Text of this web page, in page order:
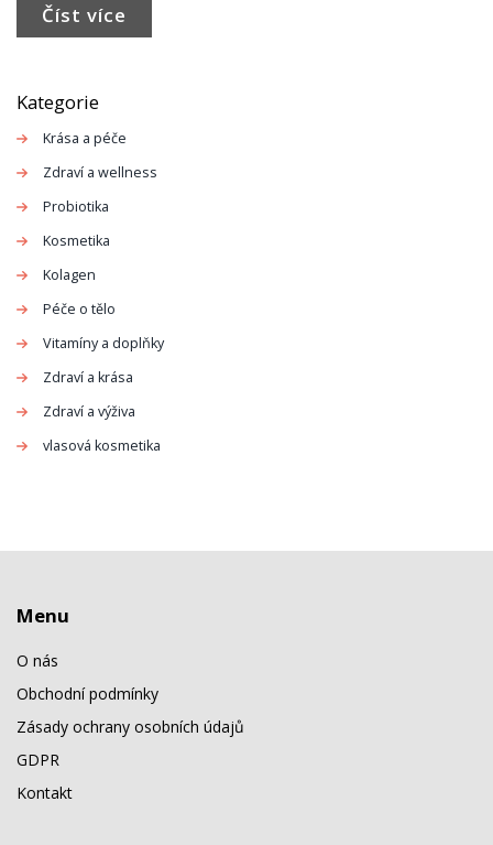
Číst více
Kategorie
Krása a péče
Zdraví a wellness
Probiotika
Kosmetika
Kolagen
Péče o tělo
Vitamíny a doplňky
Zdraví a krása
Zdraví a výživa
vlasová kosmetika
Menu
O nás
Obchodní podmínky
Zásady ochrany osobních údajů
GDPR
Kontakt